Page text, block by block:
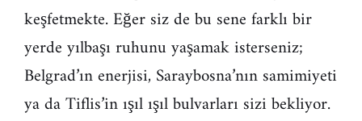
keşfetmekte. Eğer siz de bu sene farklı bir
yerde yılbaşı ruhunu yaşamak isterseniz;
Belgrad’ın enerjisi, Saraybosna’nın samimiyeti
ya da Tiflis’in ışıl ışıl bulvarları sizi bekliyor.